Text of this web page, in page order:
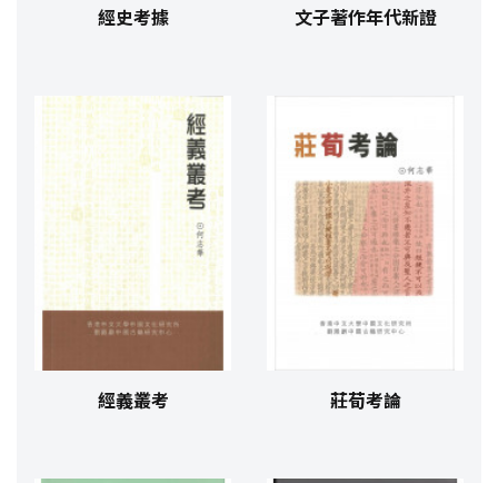
經史考據 文子著作年代新證
經義叢考 莊荀考論